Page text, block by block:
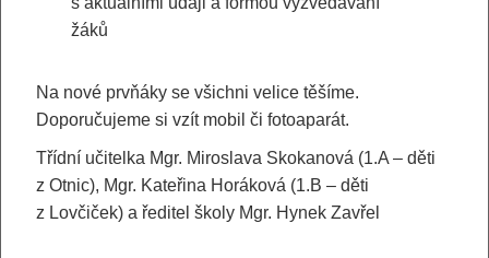
žáků
Na nové prvňáky se všichni velice těšíme.
Doporučujeme si vzít mobil či fotoaparát.
Třídní učitelka Mgr. Miroslava Skokanová (1.A – děti
z Otnic), Mgr. Kateřina Horáková (1.B – děti
z Lovčiček) a ředitel školy Mgr. Hynek Zavřel